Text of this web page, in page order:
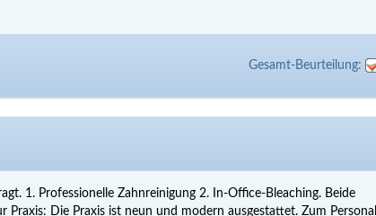
Gesamt-Beurteilung:
1. Professionelle Zahnreinigung 2. In-Office-Bleaching. Beide
Praxis: Die Praxis ist neun und modern ausgestattet. Zum